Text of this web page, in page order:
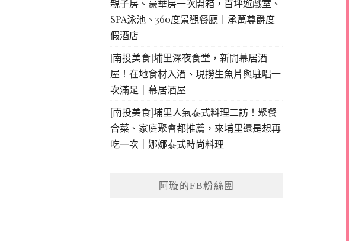
親子房、豪華房一次開箱，百坪遊戲室、
SPA泳池、360度景觀餐廳｜承萬尊爵度
假酒店
[南投美食]埔里深夜食堂，新開幕居酒
屋！在地食材入酒、現撈生魚片與駐唱一
次滿足｜幕居酒屋
[南投美食]埔里人氣泰式料理二訪！聚餐
合菜、家庭聚會都推薦，來埔里還是想再
吃一次｜娜娜泰式時尚料理
阿璇的FB粉絲團